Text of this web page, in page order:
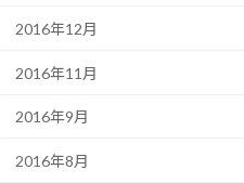
2016年12月
2016年11月
2016年9月
2016年8月